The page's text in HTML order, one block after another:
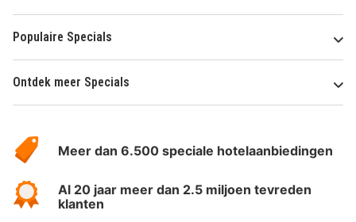
Populaire Specials
Ontdek meer Specials
HotelSpecials
Meer dan 6.500 speciale hotelaanbiedingen
Al 20 jaar meer dan 2.5 miljoen tevreden
klanten